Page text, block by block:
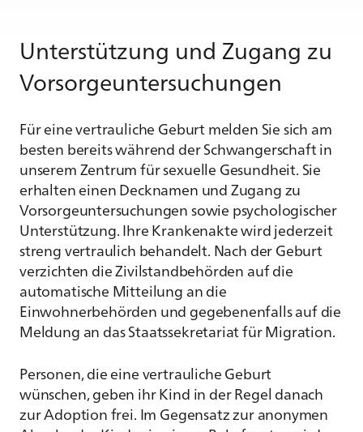
Unterstützung und Zugang zu
Vorsorgeuntersuchungen
Für eine vertrauliche Geburt melden Sie sich am
besten bereits während der Schwangerschaft in
unserem Zentrum für sexuelle Gesundheit. Sie
erhalten einen Decknamen und Zugang zu
Vorsorgeuntersuchungen sowie psychologischer
Unterstützung. Ihre Krankenakte wird jederzeit
streng vertraulich behandelt. Nach der Geburt
verzichten die Zivilstandbehörden auf die
automatische Mitteilung an die
Einwohnerbehörden und gegebenenfalls auf die
Meldung an das Staatssekretariat für Migration.
Personen, die eine vertrauliche Geburt
wünschen, geben ihr Kind in der Regel danach
zur Adoption frei. Im Gegensatz zur anonymen